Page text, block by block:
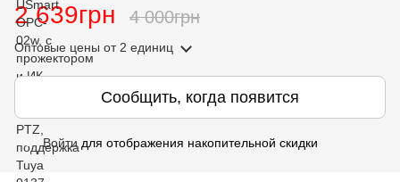
2 639грн 4 000грн
Оптовые цены от 2 единиц
Сообщить, когда появится
Войти для отображения накопительной скидки